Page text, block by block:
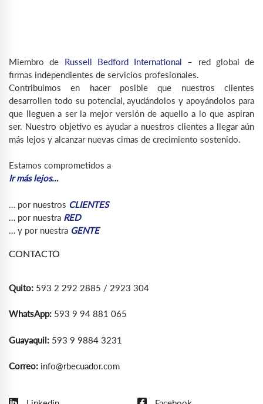
Miembro de Russell Bedford International – red global de
firmas independientes de servicios profesionales.
Contribuimos en hacer posible que nuestros clientes
desarrollen todo su potencial, ayudándolos y apoyándolos para
que lleguen a ser la mejor versión de aquello a lo que aspiran
ser. Nuestro objetivo es ayudar a nuestros clientes a llegar aún
más lejos y alcanzar nuevas cimas de crecimiento sostenido.
Estamos comprometidos a
Ir más lejos…
… por nuestros CLIENTES
… por nuestra RED
… y por nuestra GENTE
CONTACTO
Quito: 593 2 292 2885 / 2923 304
WhatsApp: 593 9 94 881 065
Guayaquil: 593 9 9884 3231
Correo: info@rbecuador.com